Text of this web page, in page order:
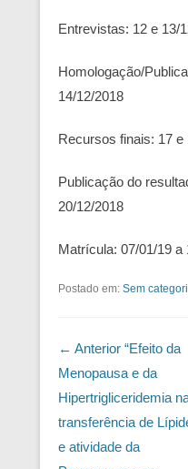
Entrevistas: 12 e 13/
Homologação/
14/12/2018
Recursos finais: 17 e
Publicação do
20/12/2018
Matrícula: 07/01/19 a
Postado em: Sem
Navegação das
← Anterior “Efeito da
Menopausa e da
Hipertrigliceridemia
transferência de
e atividade da